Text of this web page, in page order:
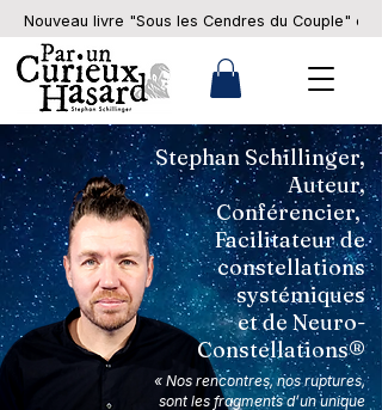
Nouveau livre "Sous les Cendres du Couple" en
« Nos rencontres, nos ruptures,
sont les fragments d’un unique
Stephan Schillinger,
Auteur,
Conférencier,
Facilitateur de
constellations
systémiques
et de Neuro-
Constellations®